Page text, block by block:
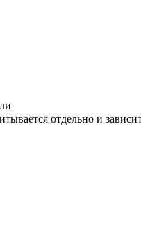
отдельно и